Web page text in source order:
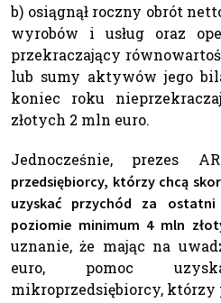
b) osiągnął roczny obrót
wyrobów i usług oraz
przekraczający
lub sumy aktywów jego
koniec roku
złotych 2 mln euro.
Jednocześnie, prezes
przedsiębiorcy, którzy chcą
uzyskać przychód za
poziomie minimum 4 mln
uznanie, że mając na
euro, pomoc
mikroprzedsiębiorcy,